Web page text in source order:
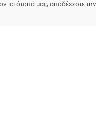
ιστότοπό μας, αποδέχεστε